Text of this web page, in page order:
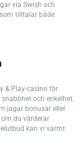
via Swish och
tilltalar både
& Play-casino för
och enkelhet.
jagar bonusar eller
du värderar
kan vi varmt